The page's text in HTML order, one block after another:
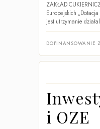
ZAKŁAD
Europejskich
jest utrzymanie
DOFINANSOWANIE
i OZE